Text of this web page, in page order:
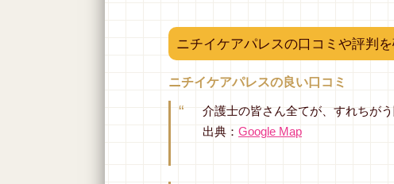
ニチイケアパレスの口コミや評判
ニチイケアパレスの良い口コミ
介護士の皆さん全てが、すれちが
出典： Google Map